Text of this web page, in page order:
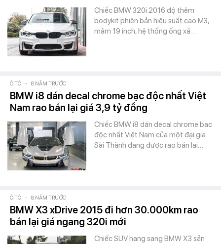
Chiếc BMW 320i 2016 độ thêm
bodykit phiên bản hiệu suất cao M3,
mâm 19 inch, hệ thống ống xả…
Ô TÔ - 8 NĂM TRƯỚC
BMW i8 dán decal chrome bạc độc nhất Việt
Nam rao bán lại giá 3,9 tỷ đồng
Chiếc BMW i8 dán decal chrome bạc
độc nhất Việt Nam của một đại gia
Sài Thành đang được rao bán lại…
Ô TÔ - 8 NĂM TRƯỚC
BMW X3 xDrive 2015 đi hơn 30.000km rao
bán lại giá ngang 320i mới
Chiếc SUV hạng sang BMW X3 sản